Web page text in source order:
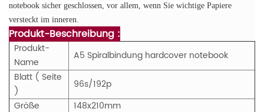
notebook sicher geschlossen, vor allem, wenn Sie wichtige Papiere
versteckt im inneren.
Produkt-Beschreibung :
Produkt-
Name
A5 Spiralbindung hardcover notebook
Blatt ( Seite
)
96s/192p
Größe
148x210mm